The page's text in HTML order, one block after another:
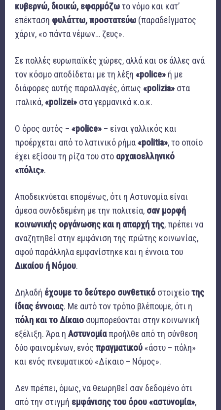
κυβερνώ, διοικώ, εφαρμόζωτο νόμο και κατ’
επέκταση φυλάττω, προστατεύω (παραδείγματος
χάριν, «ο πάντα νέμων… ζευς».
Σε πολλές ευρωπαϊκές χώρες, αλλά και σε άλλες ανά
τον κόσμο αποδίδεται με τη λέξη «police» ή με
διάφορες αυτής παραλλαγές, όπως «pο lizia» στα
ιταλικά,«polizei» στα γερμανικά κ.ο.κ.
Ο όρος αυτός – «police» – είναι γαλλικός και
προέρχεται από το λατινικό ρήμα«politia», το οποίο
έχει εξίσου τη ρίζα του στο αρχαιοελληνικό
«πόλις».
Αποδεικνύεται επομένως, ότι η Αστυνομία είναι
άμεσα συνδεδεμένη με την πολιτεία, σαν μορφή
κοινωνικής οργάνωσης και η απαρχή της, πρέπει να
αναζητηθεί στην εμφάνιση της πρώτης κοινωνίας,
αφού παράλληλα εμφανίστηκε και η έννοια του
Δικαίου ή Νόμου.
Δηλαδή έχουμε το δεύτερο συνθετικό στοιχείοτης
ίδιας έννοιας. Με αυτό τον τρόπο βλέπουμε, ότι η
πόλη και το Δίκαιο συμπορεύονται στην κοινωνική
εξέλιξη. Άρα η Αστυνομίαπροήλθε από τη σύνθεση
δύο φαινομένων, ενός πραγματικού «άστυ – πόλη»
και ενός πνευματικού «Δίκαιο – Νόμος».
Δεν πρέπει, όμως, να θεωρηθεί σαν δεδομένο ότι
από την στιγμή εμφάνισης του όρου «αστυνομία»,